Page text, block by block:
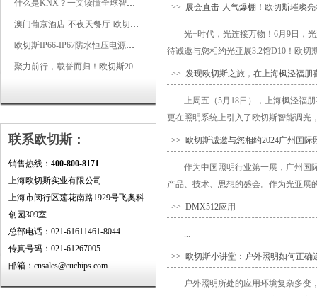
什么是KNX？一文读懂全球智能建筑控制标准
澳门葡京酒店-不夜天餐厅-欧切斯KNX智能控制系统打造高端智慧空间
欧切斯IP66-IP67防水恒压电源，无惧风雨，智稳如一
聚力前行，载誉而归！欧切斯2026光亚展完美收官
联系欧切斯：
销售热线： 400-800-8171
上海欧切斯实业有限公司
上海市闵行区莲花南路1929号飞奥科
创园309室
总部电话：021-61611461-8044
传真号码：021-61267005
邮箱：cnsales@euchips.com
>> 展会直击-人气爆棚！欧切斯璀璨亮
光+时代，光连接万物！6月9日，
待诚邀与您相约光亚展3.2馆D10！欧切
>> 发现欧切斯之旅，在上海枫泾福朋
上周五（5月18日），上海枫泾福
更在照明系统上引入了欧切斯智能调光
>> 欧切斯诚邀与您相约2024广州国际
作为中国照明行业第一展，广州国
产品、技术、思想的盛会。作为光亚展
>> DMX512应用
...
>> 欧切斯小讲堂：户外照明如何正确
户外照明所处的应用环境复杂多变